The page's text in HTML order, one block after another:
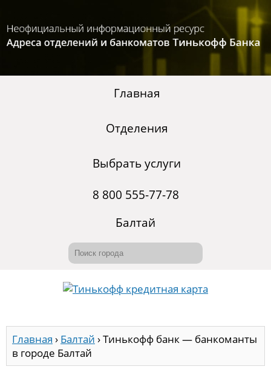
Главная
Отделения
Выбрать услуги
8 800 555-77-78
Балтай
Главная › Балтай ›Тинькофф банк — банкоманты
в городе Балтай